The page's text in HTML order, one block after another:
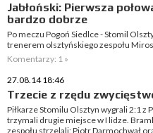
Jabłoński: Pierwsza
bardzo dobrze
Po meczu Pogoń Siedlce - Stomil
trenerem olsztyńskiego zespołu
Komentarzy: 1 »
27.08.14 18:46
Trzecie z rzędu
Piłkarze Stomilu Olsztyn wygrali 2:1 z
trzymali drugie miejsce w I lidze.
zespołu strzelali: Piotr Darmochwał